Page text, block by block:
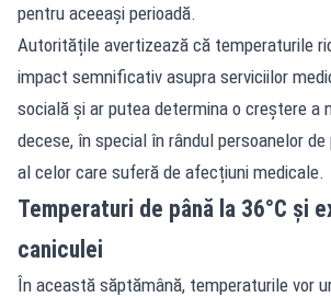
pentru aceeași perioadă.
Autoritățile avertizează că temperaturile
impact semnificativ asupra serviciilor
socială și ar putea determina o creștere a
decese, în special în rândul persoanelor
al celor care suferă de afecțiuni medicale.
Temperaturi de până la 36°C și
caniculei
În această săptămână, temperaturile vor